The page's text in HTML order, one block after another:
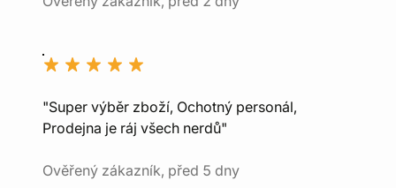
"Super výběr zboží, Ochotný personál,
Prodejna je ráj všech nerdů"
Ověřený zákazník, před 5 dny